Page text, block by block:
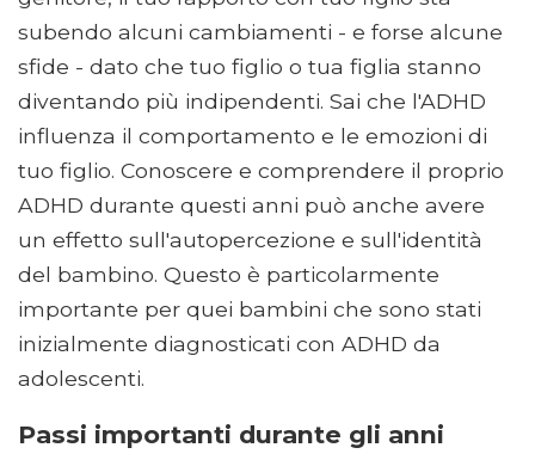
subendo alcuni cambiamenti - e forse alcune
sfide - dato che tuo figlio o tua figlia stanno
diventando più indipendenti. Sai che l'ADHD
influenza il comportamento e le emozioni di
tuo figlio. Conoscere e comprendere il proprio
ADHD durante questi anni può anche avere
un effetto sull'autopercezione e sull'identità
del bambino. Questo è particolarmente
importante per quei bambini che sono stati
inizialmente diagnosticati con ADHD da
adolescenti.
Passi importanti durante gli anni